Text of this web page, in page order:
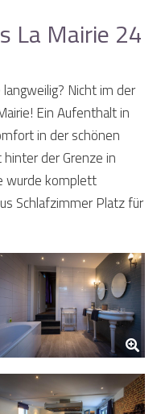
La Mairie 24
Nicht im der
Ein Aufenthalt in
in der schönen
der Grenze in
wurde komplett
Schlafzimmer Platz für